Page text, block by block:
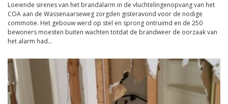
Loeiende sirenes van het brandalarm in de vluchtelingenopvang van het
COA aan de Wassenaarseweg zorgden gisteravond voor de nodige
commotie. Het gebouw werd op stel en sprong ontruimd en de 250
bewoners moesten buiten wachten totdat de brandweer de oorzaak van
het alarm had...